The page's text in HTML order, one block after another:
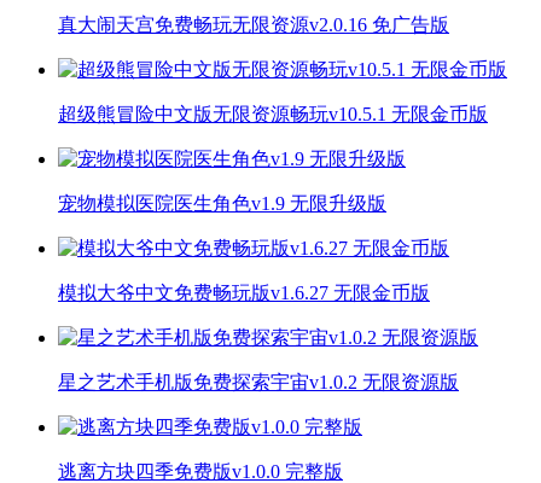
真大闹天宫免费畅玩无限资源v2.0.16 免广告版
超级熊冒险中文版无限资源畅玩v10.5.1 无限金币版
宠物模拟医院医生角色v1.9 无限升级版
模拟大爷中文免费畅玩版v1.6.27 无限金币版
星之艺术手机版免费探索宇宙v1.0.2 无限资源版
逃离方块四季免费版v1.0.0 完整版